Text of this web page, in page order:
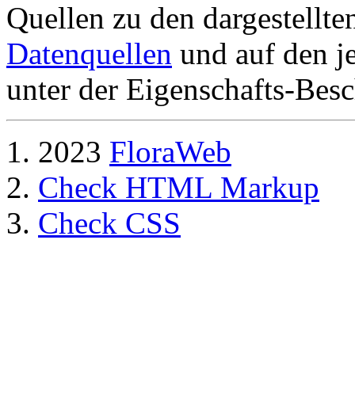
Quellen zu den
Datenquellen und auf den
unter der Eigenschafts-
2023 FloraWeb
Check HTML Markup
Check CSS